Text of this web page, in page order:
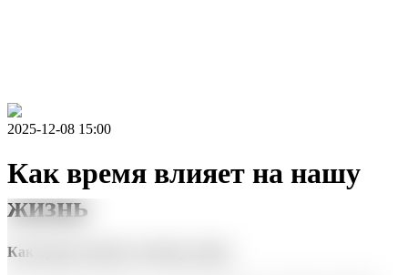
2025-12-08 15:00
Как время влияет на нашу
жизнь
Как время влияет на нашу жизнь